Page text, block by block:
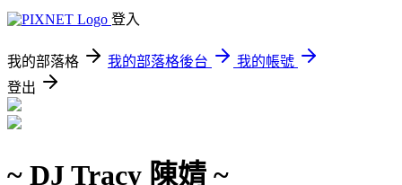
登入
我的部落格 我的部落格後台
我的帳號
登出
~ DJ Tracy 陳婧 ~